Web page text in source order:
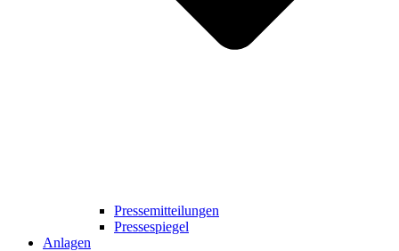
Pressemitteilungen
Pressespiegel
Anlagen